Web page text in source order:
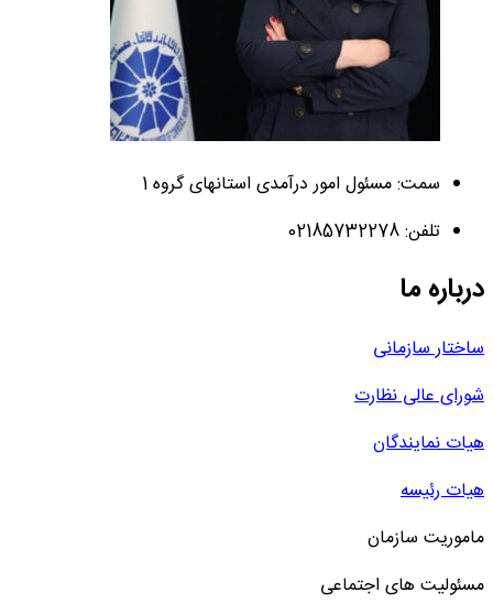
سمت: مسئول امور درآمدی استانهای گروه 1
تلفن: 02185732278
درباره ما
ساختار سازمانی
شورای عالی نظارت
هیات نمایندگان
هیات رئیسه
ماموریت سازمان
مسئولیت های اجتماعی